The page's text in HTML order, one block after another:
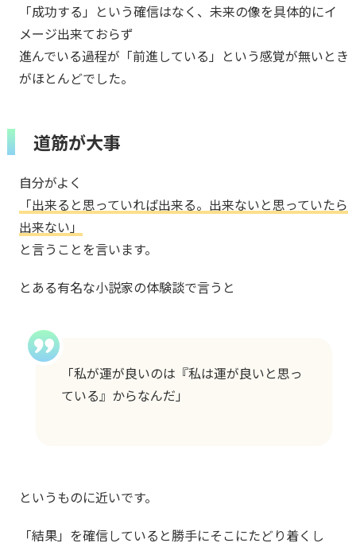
「成功する」という確信はなく、未来の像を具体的にイ
メージ出来ておらず
進んでいる過程が「前進している」という感覚が無いとき
がほとんどでした。
道筋が大事
自分がよく
「出来ると思っていれば出来る。出来ないと思っていたら
出来ない」
と言うことを言います。
とある有名な小説家の体験談で言うと
「私が運が良いのは『私は運が良いと思っ
ている』からなんだ」
というものに近いです。
「結果」を確信していると勝手にそこにたどり着くし